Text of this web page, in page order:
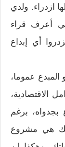
ازدراء. ولدي
أعرف قراء
أي إبداع
عموما،
الاقتصادية،
بجدواه، برغم
هي مشروع